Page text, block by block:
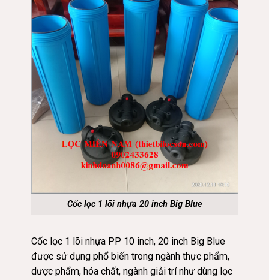
Cốc lọc 1 lõi nhựa 20 inch Big Blue
Cốc lọc 1 lõi nhựa PP 10 inch, 20 inch Big Blue
được sử dụng phổ biến trong ngành thực phẩm,
dược phẩm, hóa chất, ngành giải trí như dùng lọc